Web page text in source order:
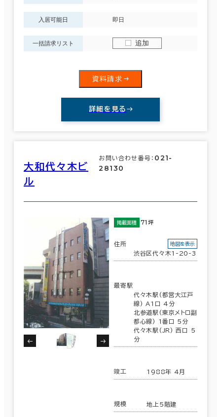
入居可能日 即日
一括請求リスト 追加
資料請求
詳細を見る
大和代々木ビ
ル
お問い合わせ番号： 021-
28130
掲載面積 71坪
住所
渋谷区代々木1-20-3
地図を表示
最寄駅
代々木駅(都営大江戸
線) A1口 4分
北参道駅(東京メトロ副
都心線) 1番口 5分
代々木駅(JR) 西口 5
分
竣工 1988年 4月
規模 地上5階建